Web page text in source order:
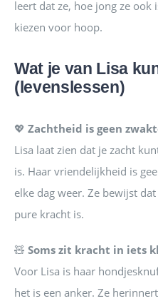
leert dat ze, hoe jong ze ook
kiezen voor hoop.
Wat je van Lisa
(levenslessen)
💖 Zachtheid is geen
Lisa laat zien dat je zacht
is. Haar vriendelijkheid is
elke dag weer. Ze bewijst
pure kracht is.
🧸 Soms zit kracht in iets
Voor Lisa is haar
het is een anker. Ze